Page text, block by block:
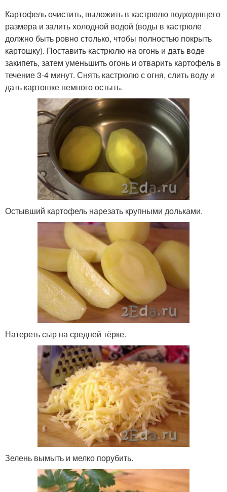
Картофель очистить, выложить в кастрюлю подходящего
размера и залить холодной водой (воды в кастрюле
должно быть ровно столько, чтобы полностью покрыть
картошку). Поставить кастрюлю на огонь и дать воде
закипеть, затем уменьшить огонь и отварить картофель в
течение 3-4 минут. Снять кастрюлю с огня, слить воду и
дать картошке немного остыть.
Остывший картофель нарезать крупными дольками.
Натереть сыр на средней тёрке.
Зелень вымыть и мелко порубить.